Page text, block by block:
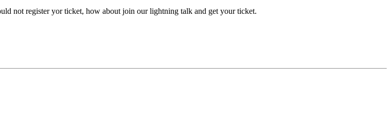
not register yor ticket, how about join our lightning talk and get your ticket.